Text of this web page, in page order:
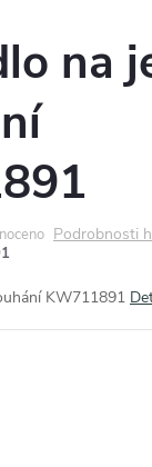
na
Podrobnosti
KW711891